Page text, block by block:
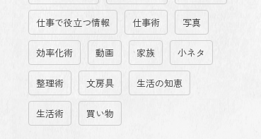
仕事で役立つ情報 仕事術 写真
効率化術 動画 家族 小ネタ
整理術 文房具 生活の知恵
生活術 買い物